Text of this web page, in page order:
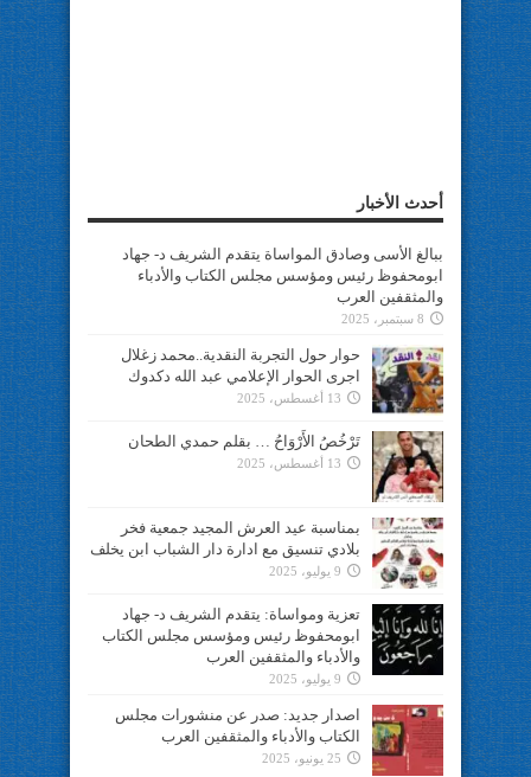
أحدث الأخبار
ببالغ الأسى وصادق المواساة يتقدم الشريف د- جهاد
ابومحفوظ رئيس ومؤسس مجلس الكتاب والأدباء
والمثقفين العرب
8 سبتمبر، 2025
حوار حول التجربة النقدية..محمد زغلال
اجرى الحوار الإعلامي عبد الله دكدوك
13 أغسطس، 2025
تَرْخُصُ الأَرْوَاحُ … بقلم حمدي الطحان
13 أغسطس، 2025
بمناسبة عيد العرش المجيد جمعية فخر
بلادي تنسيق مع ادارة دار الشباب ابن يخلف
9 يوليو، 2025
تعزية ومواساة: يتقدم الشريف د- جهاد
ابومحفوظ رئيس ومؤسس مجلس الكتاب
والأدباء والمثقفين العرب
9 يوليو، 2025
اصدار جديد: صدر عن منشورات مجلس
الكتاب والأدباء والمثقفين العرب
25 يونيو، 2025